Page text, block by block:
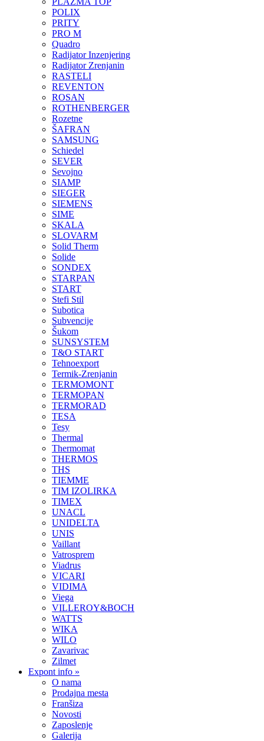
POLIX
PRITY
PRO M
Quadro
Radijator Inzenjering
Radijator Zrenjanin
RASTELI
REVENTON
ROSAN
ROTHENBERGER
Rozetne
ŠAFRAN
SAMSUNG
Schiedel
SEVER
Sevojno
SIAMP
SIEGER
SIEMENS
SIME
SKALA
SLOVARM
Solid Therm
Solide
SONDEX
STARPAN
START
Stefi Stil
Subotica
Subvencije
Šukom
SUNSYSTEM
T&O START
Tehnoexport
Termik-Zrenjanin
TERMOMONT
TERMOPAN
TERMORAD
TESA
Tesy
Thermal
Thermomat
THERMOS
THS
TIEMME
TIM IZOLIRKA
TIMEX
UNACL
UNIDELTA
UNIS
Vaillant
Vatrosprem
Viadrus
VICARI
VIDIMA
Viega
VILLEROY&BOCH
WATTS
WIKA
WILO
Zavarivac
Zilmet
Expont info »
O nama
Prodajna mesta
Franšiza
Novosti
Zaposlenje
Galerija